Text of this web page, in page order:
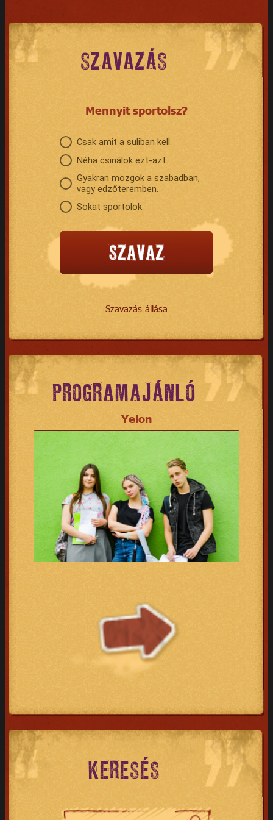
SZAVAZÁS
Mennyit sportolsz?
Csak amit a suliban kell.
Néha csinálok ezt-azt.
Gyakran mozgok a szabadban,
vagy edzőteremben.
Sokat sportolok.
Szavazás állása
PROGRAMAJÁNLÓ
Yelon
KERESÉS